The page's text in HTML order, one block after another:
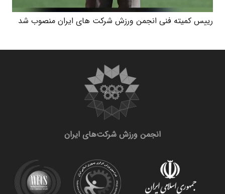
رییس کمیته فنی انجمن ورزش شرکت های ایران منصوب شد
انجمن ورزش شرکت‌های ایران